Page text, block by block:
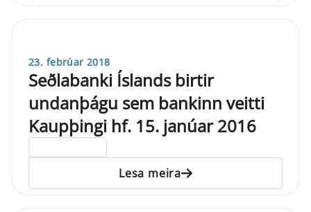
23. febrúar 2018
Seðlabanki Íslands birtir
undanþágu sem bankinn veitti
Kaupþingi hf. 15. janúar 2016
Lesa meira